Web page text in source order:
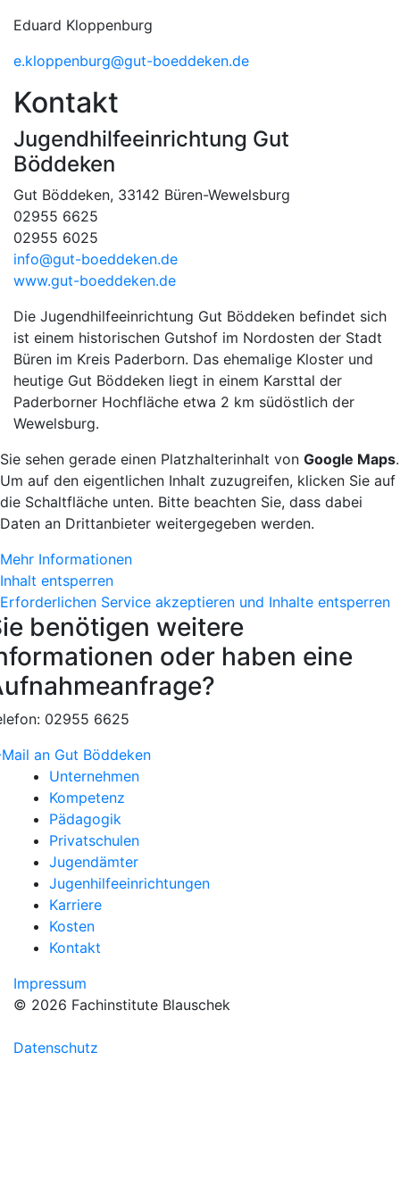
Eduard Kloppenburg
e.kloppenburg@gut-boeddeken.de
Kontakt
Jugendhilfeeinrichtung Gut
Böddeken
Gut Böddeken, 33142 Büren-Wewelsburg
02955 6625
02955 6025
info@gut-boeddeken.de
www.gut-boeddeken.de
Die Jugendhilfeeinrichtung Gut Böddeken befindet sich
ist einem historischen Gutshof im Nordosten der Stadt
Büren im Kreis Paderborn. Das ehemalige Kloster und
heutige Gut Böddeken liegt in einem Karsttal der
Paderborner Hochfläche etwa 2 km südöstlich der
Wewelsburg.
Sie sehen gerade einen Platzhalterinhalt von Google Maps.
Um auf den eigentlichen Inhalt zuzugreifen, klicken Sie auf
die Schaltfläche unten. Bitte beachten Sie, dass dabei
Daten an Drittanbieter weitergegeben werden.
Mehr Informationen
Inhalt entsperren
Erforderlichen Service akzeptieren und Inhalte entsperren
benötigen weitere
oder haben eine
02955 6625
an Gut Böddeken
Unternehmen
Kompetenz
Pädagogik
Privatschulen
Jugendämter
Jugenhilfeeinrichtungen
Karriere
Kosten
Kontakt
Impressum
© 2026 Fachinstitute Blauschek
Datenschutz